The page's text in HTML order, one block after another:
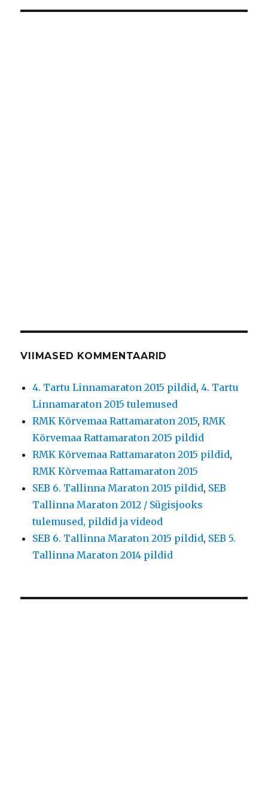
VIIMASED KOMMENTAARID
4. Tartu Linnamaraton 2015 pildid,4. Tartu
Linnamaraton 2015 tulemused
RMK Kõrvemaa Rattamaraton 2015,RMK
Kõrvemaa Rattamaraton 2015 pildid
RMK Kõrvemaa Rattamaraton 2015 pildid,
RMK Kõrvemaa Rattamaraton 2015
SEB 6. Tallinna Maraton 2015 pildid, SEB
Tallinna Maraton 2012 / Sügisjooks
tulemused, pildid ja videod
SEB 6. Tallinna Maraton 2015 pildid, SEB 5.
Tallinna Maraton 2014 pildid